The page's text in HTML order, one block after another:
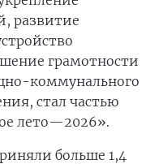
развитие
грамотности
коммунального
стал частью
лето—2026».
больше 1,4